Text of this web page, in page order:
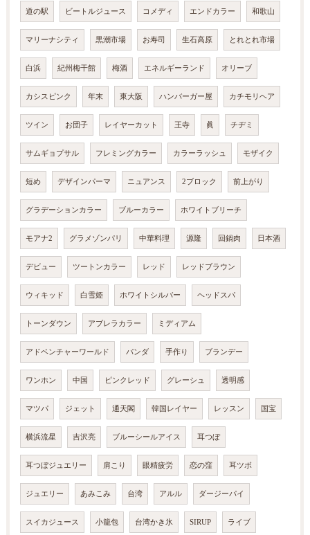
道の駅 ビートルジュース コメディ エンドカラー 和歌山
マリーナシティ 黒潮市場 お寿司 生石高原 とれとれ市場
白浜 紀州梅干館 梅酒 エネルギーランド オリーブ
カシスピンク 年末 東大阪 ハンバーガー屋 カチモリヘア
ツイン お団子 レイヤーカット 王寺 眞 チヂミ
サムギョプサル フレミングカラー カラーラッシュ モザイク
短め デザインパーマ ニュアンス 2ブロック 前上がり
グラデーションカラー ブルーカラー ホワイトブリーチ
モアナ2 グラメゾンパリ 中華料理 源隆 回鍋肉 日本酒
デビュー ツートンカラー レッド レッドブラウン
ウィキッド 白雪姫 ホワイトシルバー ヘッドスパ
トーンダウン アブレラカラー ミディアム
アドベンチャーワールド パンダ 手作り ブランデー
ワンホン 中国 ピンクレッド グレーシュ 透明感
マツパ ジェット 通天閣 韓国レイヤー レッスン 国宝
横浜流星 吉沢亮 ブルーシールアイス 耳つぼ
耳つぼジュエリー 肩こり 眼精疲労 恋の窪 耳ツボ
ジュエリー あみこみ 台湾 アルル ダージーパイ
スイカジュース 小籠包 台湾かき氷 SIRUP ライブ